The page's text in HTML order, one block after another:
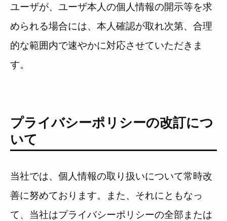
ユーザが、ユーザ本人の個人情報の開示等を求
められる場合には、本人確認が取れ次第、合理
的な範囲内で速やかに対応させていただきま
す。
プライバシーポリシーの改訂につ
いて
当社では、個人情報の取り扱いについて常時改
善に努めております。また、それにともなっ
て、当社はプライバシーポリシーの全部または